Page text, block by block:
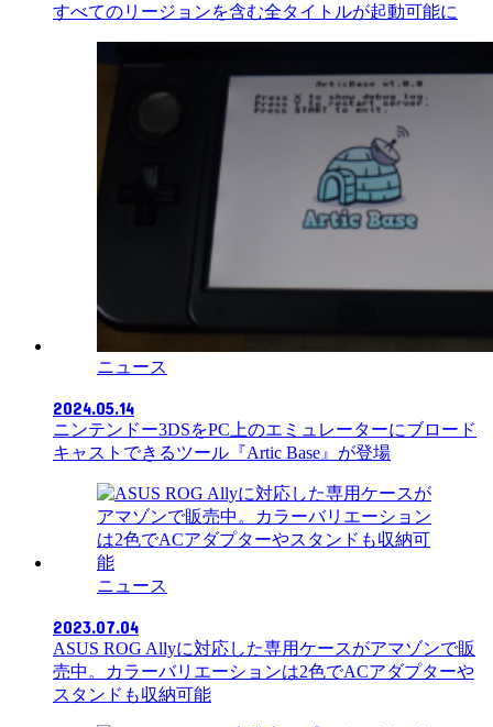
すべてのリージョンを含む全タイトルが起動可能に
ニュース
2024.05.14
ニンテンドー3DSをPC上のエミュレーターにブロード
キャストできるツール『Artic Base』が登場
ニュース
2023.07.04
ASUS ROG Allyに対応した専用ケースがアマゾンで販
売中。カラーバリエーションは2色でACアダプターや
スタンドも収納可能